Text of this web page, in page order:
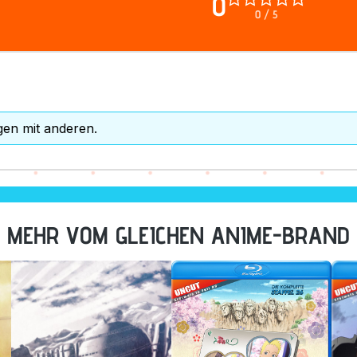
0 / 5
mit anderen.
MEHR VOM GLEICHEN ANIME-BRAND